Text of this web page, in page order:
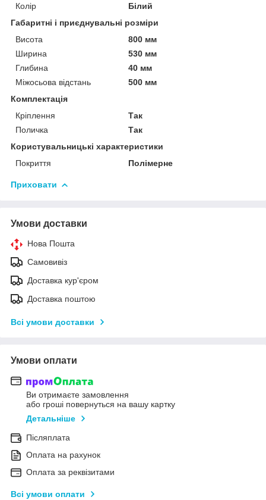
Колір
Білий
Габаритні і приєднувальні розміри
Висота
800 мм
Ширина
530 мм
Глибина
40 мм
Міжосьова відстань
500 мм
Комплектація
Кріплення
Так
Поличка
Так
Користувальницькі характеристики
Покриття
Полімерне
Приховати
Умови доставки
Нова Пошта
Самовивіз
Доставка кур'єром
Доставка поштою
Всі умови доставки
Умови оплати
Ви отримаєте замовлення
або гроші повернуться на вашу картку
Детальніше
Післяплата
Оплата на рахунок
Оплата за реквізитами
Всі умови оплати